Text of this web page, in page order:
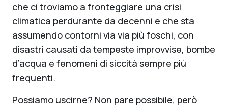
che ci troviamo a fronteggiare una crisi
climatica perdurante da decenni e che sta
assumendo contorni via via più foschi, con
disastri causati da tempeste improvvise, bombe
d’acqua e fenomeni di siccità sempre più
frequenti.
Possiamo uscirne? Non pare possibile, però